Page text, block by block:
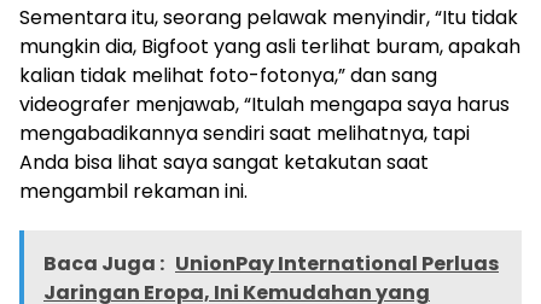
Sementara itu, seorang pelawak menyindir, “Itu tidak
mungkin dia, Bigfoot yang asli terlihat buram, apakah
kalian tidak melihat foto-fotonya,” dan sang
videografer menjawab, “Itulah mengapa saya harus
mengabadikannya sendiri saat melihatnya, tapi
Anda bisa lihat saya sangat ketakutan saat
mengambil rekaman ini.
Baca Juga : UnionPay International Perluas
Jaringan Eropa, Ini Kemudahan yang